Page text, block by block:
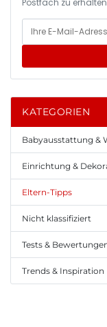
KATEGORIEN
Babyausstattung &
Einrichtung &
Eltern-Tipps
Nicht klassifiziert
Tests &
Trends & Inspiration